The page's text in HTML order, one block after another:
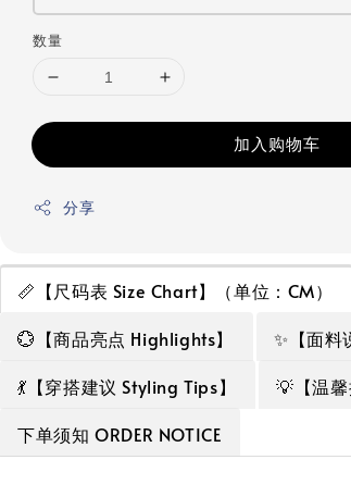
数量
加入购物车
分享
📏【尺码表 Size Chart】（单位：CM）
💮【商品亮点 Highlights】
✨【面料
💃【穿搭建议 Styling Tips】
💡【温
下单须知 ORDER NOTICE